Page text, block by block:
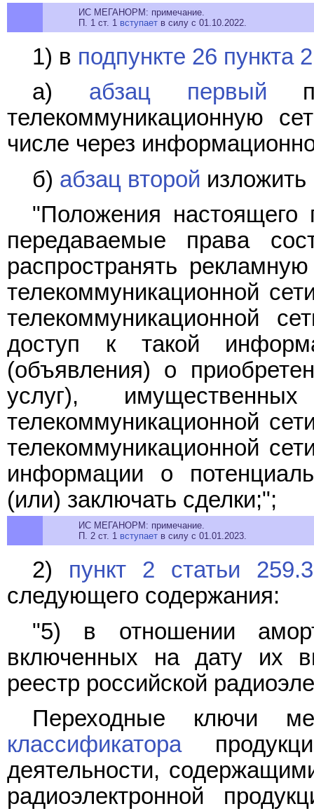
ИС МЕГАНОРМ: примечание.
П. 1 ст. 1 вступает в силу с 01.10.2022.
1) в подпункте 26 пункта
а) абзац первый
телекоммуникационную
числе через
б) абзац второй
"Положения настоящего
передаваемые права
распространять
телекоммуникационной
телекоммуникационной
доступ к такой
(объявления) о
услуг),
телекоммуникационной
телекоммуникационной
информации о
(или) заключать сделки;";
ИС МЕГАНОРМ: примечание.
П. 2 ст. 1 вступает в силу с 01.01.2023.
2) пункт 2 статьи 259.3
следующего содержания:
"5) в отношении
включенных на дату их
реестр российской
Переходные ключи
классификатора
деятельности,
радиоэлектронной